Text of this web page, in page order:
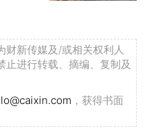
财新传媒及/或相关权利人
止进行转载、摘编、复制及
，获得书面